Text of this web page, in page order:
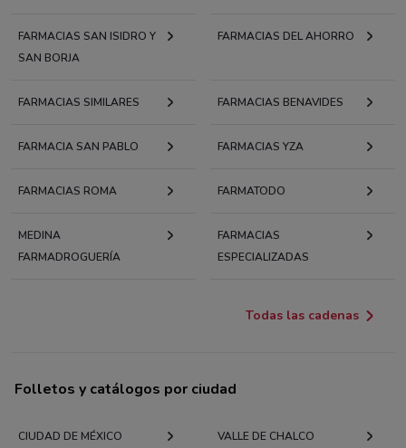
FARMACIAS SAN ISIDRO Y
SAN BORJA
FARMACIAS DEL AHORRO
FARMACIAS SIMILARES FARMACIAS BENAVIDES
FARMACIA SAN PABLO FARMACIAS YZA
FARMACIAS ROMA FARMATODO
MEDINA
FARMADROGUERÍA
FARMACIAS
ESPECIALIZADAS
Todas las cadenas
Folletos y catálogos por ciudad
CIUDAD DE MÉXICO
VALLE DE CHALCO